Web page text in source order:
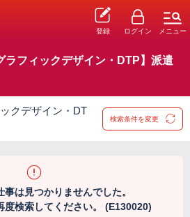
登録 ログイン メニュー
ラフィックデザイン・DTP】派遣
クデザイン・DT
検索条件を変更
は見つかりませんでした。
度検索してください。 (E130020)